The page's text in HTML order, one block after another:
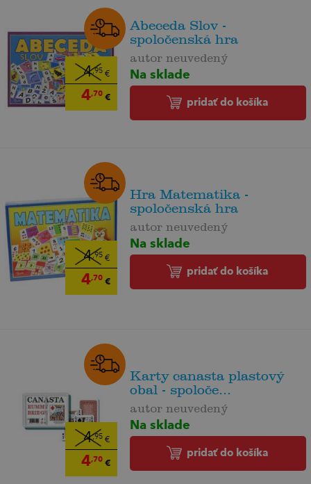
4,95€
4,70€
Abeceda Slov -
spoločenská hra
autor neuvedený
Na sklade
pridať do košíka
4,95€
4,70€
Hra Matematika -
spoločenská hra
autor neuvedený
Na sklade
pridať do košíka
4,95€
4,70€
Karty canasta plastový
obal - spoloče...
autor neuvedený
Na sklade
pridať do košíka